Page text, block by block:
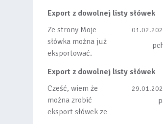
Export z dowolnej listy słówek
Ze strony Moje
słówka można już
eksportować.
masowego importu
nie będę robił bo
wiąże się...
Export z dowolnej listy słówek
Cześć, wiem że
można zrobić
eksport słówek ze